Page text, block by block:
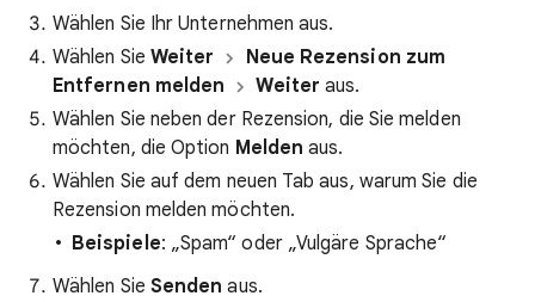
Wählen Sie Ihr Unternehmen aus.
Wählen Sie Weiter
Neue Rezension zum
Entfernen melden
Weiter aus.
Wählen Sie neben der Rezension, die Sie melden
möchten, die Option Melden aus.
Wählen Sie auf dem neuen Tab aus, warum Sie die
Rezension melden möchten.
Beispiele: „Spam“ oder „Vulgäre Sprache“
Wählen Sie Senden aus.